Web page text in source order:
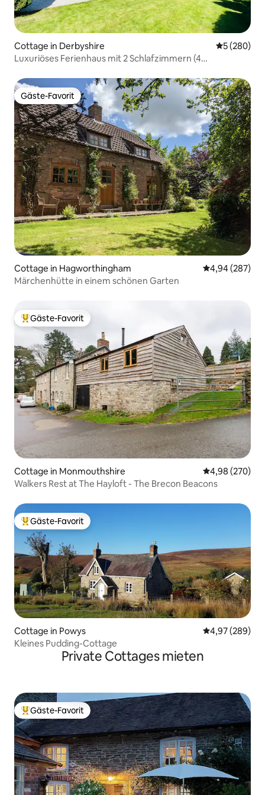
Cottage in Derbyshire
5 (280)
Luxuriöses Ferienhaus mit 2 Schlafzimmern (4
Gäste-Favorit
Gäste-Favorit
Cottage in Hagworthingham
4,94 (287)
Märchenhütte in einem schönen Garten
Beliebter Gäste-Favorit.
Gäste-Favorit
Cottage in Monmouthshire
4,98 (270)
Walkers Rest at The Hayloft - The Brecon Beacons
Beliebter Gäste-Favorit.
Gäste-Favorit
Cottage in Powys
4,97 (289)
Kleines Pudding-Cottage
Private Cottages mieten
Beliebter Gäste-Favorit.
Gäste-Favorit